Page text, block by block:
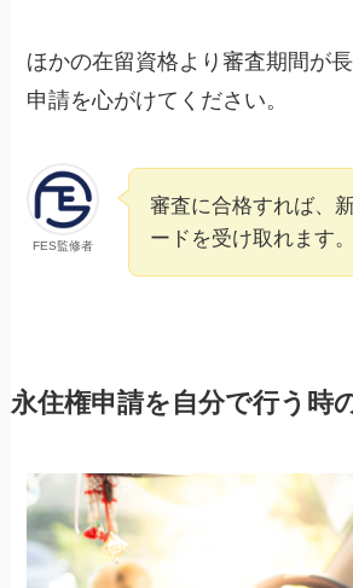
ほかの在留資格より審査期間が
申請を心がけてください。
FES監修者
審査に合格すれば、
ードを受け取れます。
永住権申請を自分で行う時